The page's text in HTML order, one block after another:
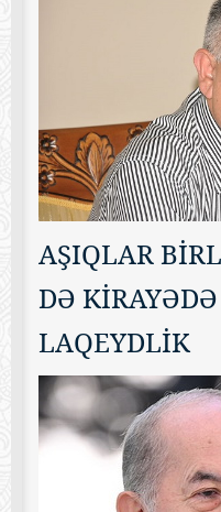
AŞIQLAR
DƏ KİRAYƏDƏ
LAQEYDLİK